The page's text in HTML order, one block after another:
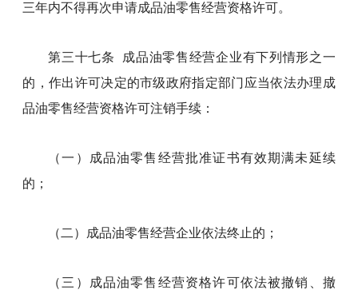
三年内不得再次申请成品油零售经营资格许可。
第三十七条 成品油零售经营企业有下列情形之一
的，作出许可决定的市级政府指定部门应当依法办理成
品油零售经营资格许可注销手续：
（一）成品油零售经营批准证书有效期满未延续
的；
（二）成品油零售经营企业依法终止的；
（三）成品油零售经营资格许可依法被撤销、撤